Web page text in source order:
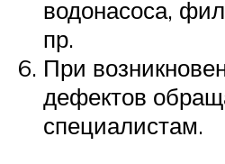
водонасоса,
пр.
При
дефектов
специалистам.